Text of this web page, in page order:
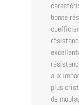
bonne
aux
plus
de